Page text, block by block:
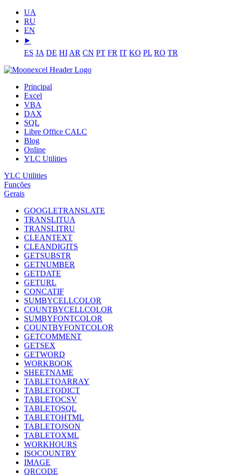
UA
RU
EN
⯈
ES JA DE HI AR CN PT FR IT KO PL RO TR
Principal
Excel
VBA
DAX
SQL
Libre Office CALC
Blog
Online
YLC Utilities
YLC Utilities
Funções
Gerais
GOOGLETRANSLATE
TRANSLITUA
TRANSLITRU
CLEANTEXT
CLEANDIGITS
GETSUBSTR
GETNUMBER
GETDATE
GETURL
CONCATIF
SUMBYCELLCOLOR
COUNTBYCELLCOLOR
SUMBYFONTCOLOR
COUNTBYFONTCOLOR
GETCOMMENT
GETSEX
GETWORD
WORKBOOK
SHEETNAME
TABLETOARRAY
TABLETODICT
TABLETOCSV
TABLETOSQL
TABLETOHTML
TABLETOJSON
TABLETOXML
WORKHOURS
ISOCOUNTRY
IMAGE
QRCODE